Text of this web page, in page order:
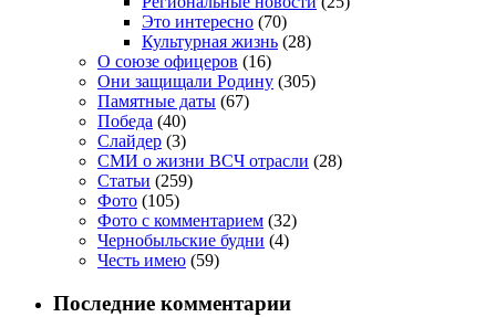
Это интересно (70)
Культурная жизнь (28)
О союзе офицеров (16)
Они защищали Родину (305)
Памятные даты (67)
Победа (40)
Слайдер (3)
СМИ о жизни ВСЧ отрасли (28)
Статьи (259)
Фото (105)
Фото с комментарием (32)
Чернобыльские будни (4)
Честь имею (59)
Последние комментарии